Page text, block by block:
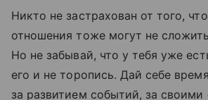
Никто не застрахован от того,
отношения тоже могут не
Но не забывай, что у тебя уже
его и не торопись. Дай себе
за развитием событий, за